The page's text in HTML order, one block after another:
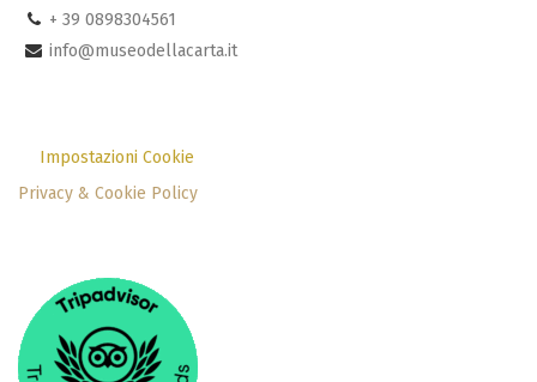
+ 39 0898304561
info@museodellacarta.it
Impostazioni Cookie
Privacy & Cookie Policy